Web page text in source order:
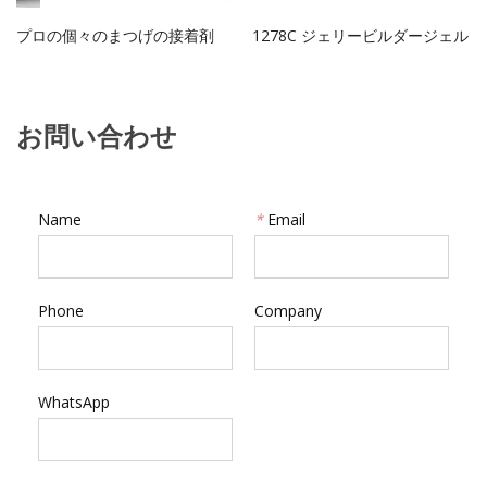
プロの個々のまつげの接着剤 1278C ジェリービルダージェル
お問い合わせ
Name * Email
Phone Company
WhatsApp